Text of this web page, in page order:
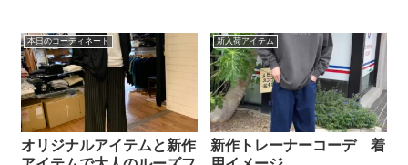
本日のコーディネート
オリジナルアイテムと新作
新入荷アイテム
新作トレーナーコーデ 着